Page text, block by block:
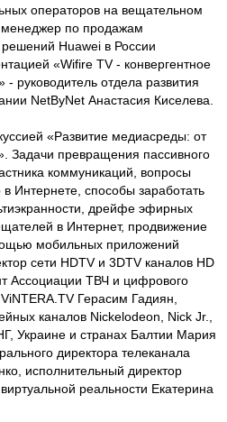
операторов на вещательном
по продажам
Huawei в России
«Wifire TV - конвергентное
руководитель отдела развития
NetByNet Анастасия Киселева.
«Развитие медиасреды: от
Задачи превращения пассивного
коммуникаций, вопросы
Интернете, способы заработать
дрейфе эфирных
в Интернет, продвижение
мобильных приложений
сети HDTV и 3DTV каналов HD
Ассоциации ТВЧ и цифрового
Герасим Гадиян,
каналов Nickelodeon, Nick Jr.,
Украине и странах Балтии Мария
директора телеканала
исполнительный директор
реальности Екатерина